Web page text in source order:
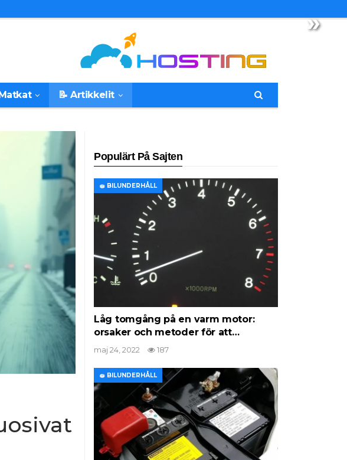
»
📝 Artikkelit
Populärt På Sajten
🧽 BILUNDERHÅLL
Låg tomgång på en varm motor:
orsaker och metoder för att…
maj 24, 2022 187
🧽 BILUNDERHÅLL